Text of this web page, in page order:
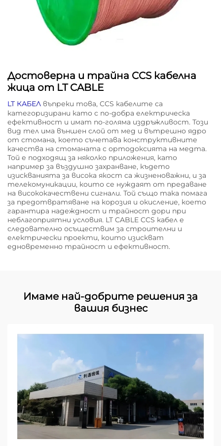
Достоверна и трайна CCS кабелна
жица от LT CABLE
LT КАБЕЛ въпреки това, CCS кабелите са
категоризирани като с по-добра електрическа
ефективност и имат по-голяма издръжливост. Този
вид тел има външен слой от мед и вътрешно ядро
от стомана, което съчетава конструктивните
качества на стоманата с ортодоксията на медта.
Той е подходящ за няколко приложения, като
например за въздушно захранване, където
изискванията за висока якост са жизненоважни, и за
телекомуникации, които се нуждаят от предаване
на висококачествени сигнали. Той също така помага
за предотвратяване на корозия и окисление, което
гарантира надеждност и трайност дори при
неблагоприятни условия. LT CABLE CCS кабел е
следователно осъществим за строителни и
електрически проекти, които изискват
едновременно трайност и ефективност.
Имаме най-добрите решения за
вашия бизнес